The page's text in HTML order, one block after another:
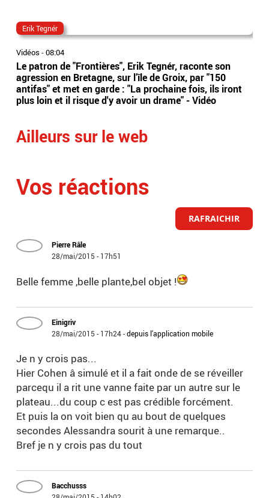
Erik Tegnér
Vidéos -08:04
Le patron de "Frontières", Erik Tegnér, raconte son
agression en Bretagne, sur l’île de Groix, par "150
antifas" et met en garde : "La prochaine fois, ils iront
plus loin et il risque d'y avoir un drame" - Vidéo
Ailleurs sur le web
Vos réactions
RAFRAICHIR
Pierre Râle
28/mai/2015 - 17h51
Belle femme ,belle plante,bel objet !
Einigriv
28/mai/2015 - 17h24-depuis l'application mobile
Je n y crois pas...
Hier Cohen â simulé et il a fait onde de se réveiller
parcequ il a rit une vanne faite par un autre sur le
plateau...du coup c est pas crédible forcément.
Et puis la on voit bien qu au bout de quelques
secondes Alessandra sourit à une remarque..
Bref je n y crois pas du tout
Bacchusss